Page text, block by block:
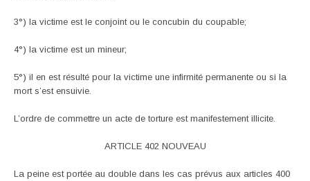
3°) la victime est le conjoint ou le concubin du coupable;
4°) la victime est un mineur;
5°) il en est résulté pour la victime une infirmité permanente ou si la
mort s’est ensuivie.
L’ordre de commettre un acte de torture est manifestement illicite.
ARTICLE 402 NOUVEAU
La peine est portée au double dans les cas prévus aux articles 400